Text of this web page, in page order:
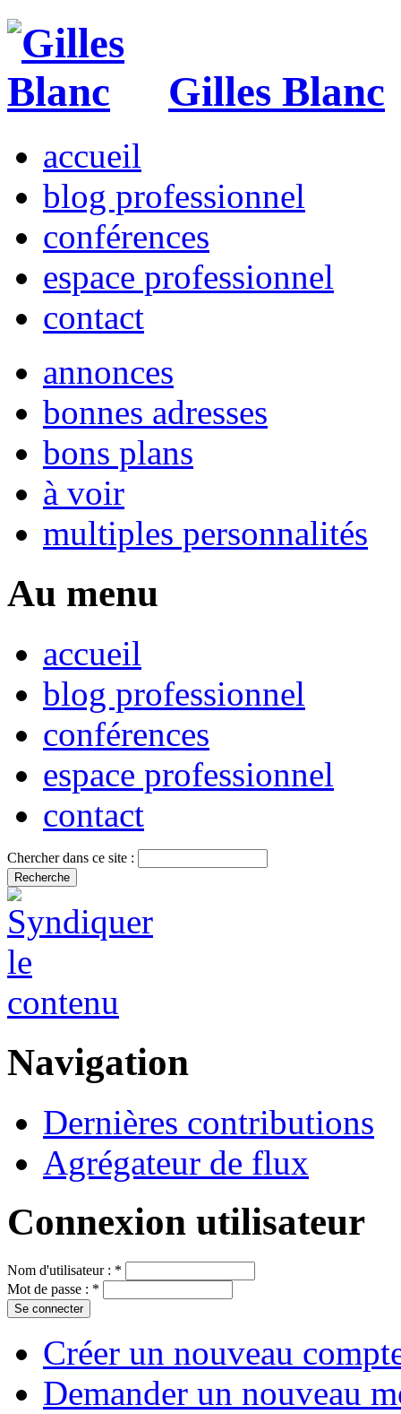
Gilles Blanc
accueil
blog professionnel
conférences
espace professionnel
contact
annonces
bonnes adresses
bons plans
à voir
multiples personnalités
Au menu
accueil
blog professionnel
conférences
espace professionnel
contact
Chercher dans ce site :
Navigation
Dernières contributions
Agrégateur de flux
Connexion utilisateur
Nom d'utilisateur : *
Mot de passe : *
Créer un nouveau
Demander un nouveau